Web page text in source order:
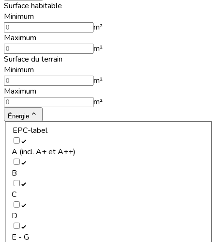
Surface habitable
Minimum
m²
Maximum
m²
Surface du terrain
Minimum
m²
Maximum
m²
Énergie
EPC-label
A (incl. A+ et A++)
B
C
D
E - G